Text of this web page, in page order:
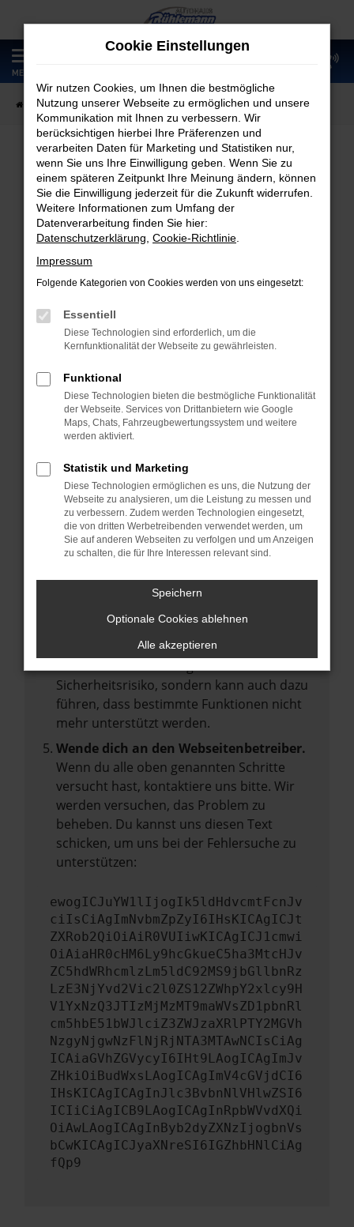
Zum
Hauptinhalt
springen
MENÜ
Startseite Fahrzeugangebote Fahrzeugmarkt
Fahrzeugmarkt
Fehler: Network Error
Beim Laden ist ein Fehler aufgetreten.
Hier sind ein paar Tipps, die dir helfen können:
Überprüfe deine Firewall und deine
Laden andere Webseiten, zum Beispiel
deine Suchmaschine?
Prüfe deine Browsererweiterungen.
Manche Erweiterungen, wie Werbeblocker,
können das Laden bestimmter Seiten
verhindern. Funktioniert die Seite in einem
anderen Browser oder in einem privaten
Fenster?
Starte dein Gerät neu.
vorübergehende Probleme zu beheben.
Betriebssystem auf dem neuesten Stand
Veraltete Software birgt nicht nur ein
Sicherheitsrisiko, sondern kann auch dazu
führen, dass bestimmte Funktionen nicht
mehr unterstützt werden.
Wende dich an den Webseitenbetreiber.
Wenn du alle oben genannten Schritte
versucht hast, kontaktiere uns bitte. Wir
werden versuchen, das Problem zu
beheben. Du kannst uns diesen Text
schicken, um uns bei der Fehlersuche zu
unterstützen:
ewogICJuYW1lIjogIk5ldHdvcmtFcnJv
ciIsCiAgImNvbmZpZyI6IHsKICAgICJt
ZXRob2QiOiAiR0VUIiwKICAgICJ1cmwi
OiAiaHR0cHM6Ly9hcGkueC5ha3MtcHJv
ZC5hdWRhcmlzLm5ldC92MS9jbGllbnRz
LzE3NjYvd2Vic2l0ZS12ZWhpY2xlcy9H
V1YxNzQ3JTIzMjMzMT9maWVsZD1pbnRl
cm5hbE51bWJlciZ3ZWJzaXRlPTY2MGVh
NzgyNjgwNzFlNjRjNTA3MTAwNCIsCiAg
ICAiaGVhZGVycyI6IHt9LAogICAgImJv
ZHkiOiBudWxsLAogICAgImV4cGVjdCI6
IHsKICAgICAgInJlc3BvbnNlVHlwZSI6
ICIiCiAgICB9LAogICAgInRpbWVvdXQi
OiAwLAogICAgInByb2dyZXNzIjogbnVs
bCwKICAgICJyaXNreSI6IGZhbHNlCiAg
fQp9
Cookie Einstellungen
Wir nutzen Cookies, um Ihnen die bestmögliche
Nutzung unserer Webseite zu ermöglichen und unsere
Kommunikation mit Ihnen zu verbessern. Wir
berücksichtigen hierbei Ihre Präferenzen und
verarbeiten Daten für Marketing und Statistiken nur,
wenn Sie uns Ihre Einwilligung geben. Wenn Sie zu
einem späteren Zeitpunkt Ihre Meinung ändern, können
Sie die Einwilligung jederzeit für die Zukunft widerrufen.
Weitere Informationen zum Umfang der
Datenverarbeitung finden Sie hier:
Datenschutzerklärung Cookie-Richtlinie
Impressum
Folgende Kategorien von Cookies werden von uns eingesetzt:
Essentiell
Diese Technologien sind erforderlich, um die
Kernfunktionalität der Webseite zu gewährleisten.
Funktional
Diese Technologien bieten die bestmögliche Funktionalität
der Webseite. Services von Drittanbietern wie Google
Maps, Chats, Fahrzeugbewertungssystem und weitere
werden aktiviert.
Statistik und Marketing
Diese Technologien ermöglichen es uns, die Nutzung der
Webseite zu analysieren, um die Leistung zu messen und
zu verbessern. Zudem werden Technologien eingesetzt,
die von dritten Werbetreibenden verwendet werden, um
Sie auf anderen Webseiten zu verfolgen und um Anzeigen
zu schalten, die für Ihre Interessen relevant sind.
Speichern
Optionale Cookies ablehnen
Alle akzeptieren